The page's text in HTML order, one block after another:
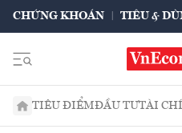
CHỨNG KHOÁN TIÊU &
TIÊU ĐIỂMĐẦU TƯTÀI